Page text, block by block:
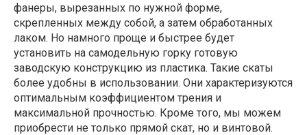
фанеры, вырезанных по нужной форме,
скрепленных между собой, а затем обработанных
лаком. Но намного проще и быстрее будет
установить на самодельную горку готовую
заводскую конструкцию из пластика. Такие скаты
более удобны в использовании. Они характеризуются
оптимальным коэффициентом трения и
максимальной прочностью. Кроме того, мы можем
приобрести не только прямой скат, но и винтовой.